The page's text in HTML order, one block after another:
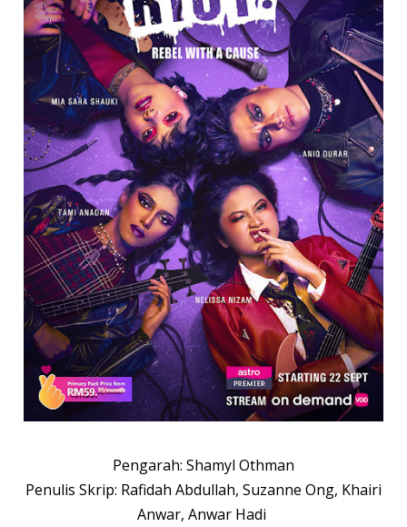
Pengarah: Shamyl Othman
Penulis Skrip: Rafidah Abdullah, Suzanne Ong, Khairi
Anwar, Anwar Hadi